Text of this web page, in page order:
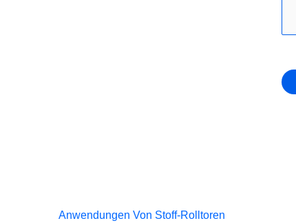
Anwendungen Von Stoff-Rolltoren